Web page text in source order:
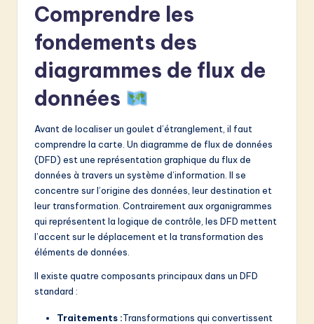
Comprendre les
fondements des
diagrammes de flux de
données
Avant de localiser un goulet d’étranglement, il faut
comprendre la carte. Un diagramme de flux de données
(DFD) est une représentation graphique du flux de
données à travers un système d’information. Il se
concentre sur l’origine des données, leur destination et
leur transformation. Contrairement aux organigrammes
qui représentent la logique de contrôle, les DFD mettent
l’accent sur le déplacement et la transformation des
éléments de données.
Il existe quatre composants principaux dans un DFD
standard :
Traitements :Transformations qui convertissent